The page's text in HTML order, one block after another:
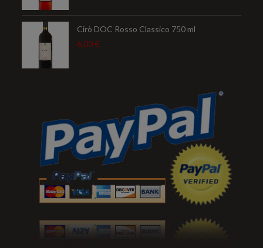
Cirò DOC Rosso Classico 750 ml
6,00€